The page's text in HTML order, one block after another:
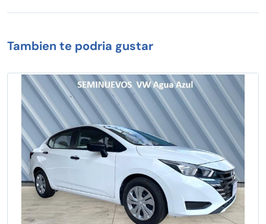
Tambien te podria gustar